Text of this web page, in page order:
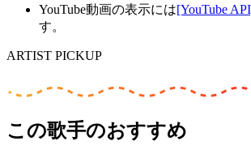
YouTube動画の表示には[YouTube
す。
ARTIST PICKUP
この歌手のおすすめ